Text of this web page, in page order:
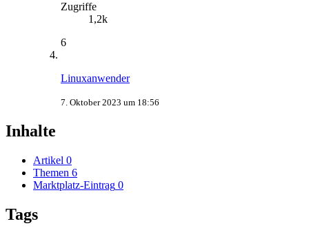
Zugriffe
1,2k
6
Linuxanwender
7. Oktober 2023 um 18:56
Inhalte
Artikel 0
Themen 6
Marktplatz-Eintrag 0
Tags